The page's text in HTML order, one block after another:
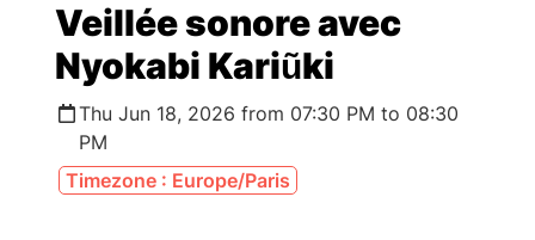
Veillée sonore avec
Nyokabi Kariũki
Thu Jun 18, 2026 from 07:30 PM to 08:30
PM
Timezone : Europe/Paris